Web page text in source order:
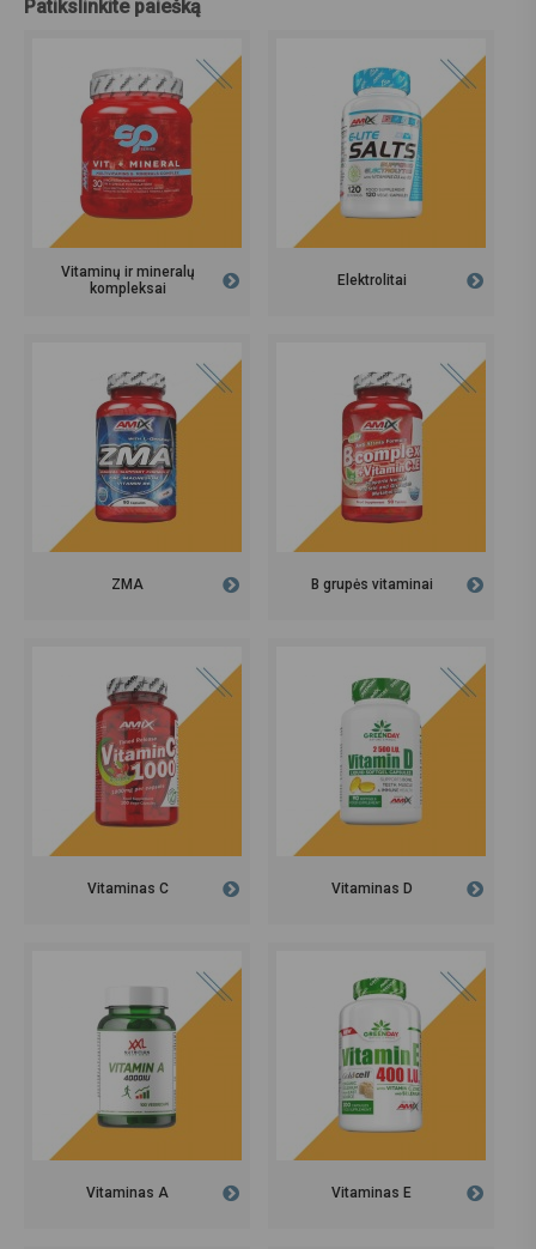
Patikslinkite paiešką
Vitaminų ir mineralų
kompleksai
Elektrolitai
ZMA B grupės vitaminai
Vitaminas C Vitaminas D
Vitaminas A Vitaminas E